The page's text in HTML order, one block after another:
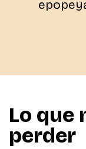
Lo que
perder